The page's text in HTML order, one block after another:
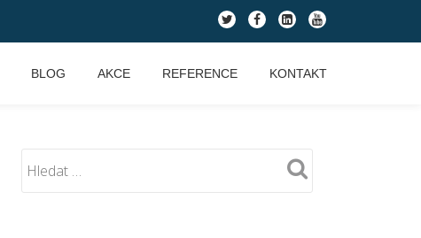
fa-
twitter
fa-
facebook
fa-
linkedin-
square
fa-
youtube
BLOG AKCE REFERENCE KONTAKT